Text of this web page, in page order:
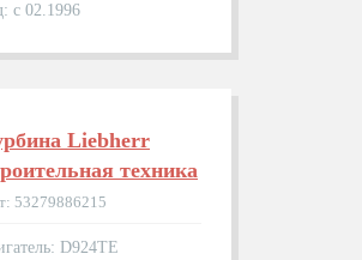
с 02.1996
Liebherr
техника
53279886215
D924TE